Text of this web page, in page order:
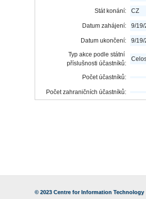
Stát konání: CZ
Datum zahájení: 9/19/
Datum ukončení:
9/19/
Typ akce podle státní
příslušnosti účastníků:
Počet účastníků:
Počet zahraničních účastníků:
© 2023 Centre for Information Technology